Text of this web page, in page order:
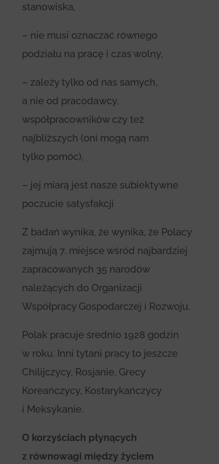
stanowiska,
– nie musi oznaczać równego
podziału na pracę i czas wolny,
– zależy tylko od nas samych,
a nie od pracodawcy,
współpracowników czy też
najbliższych (oni mogą nam
tylko pomóc),
– jej miarą jest nasze subiektywne
poczucie satysfakcji
Z badań wynika, że wynika, że Polacy
zajmują 7. miejsce wśród najbardziej
zapracowanych 35 narodów
należących do Organizacji
Współpracy Gospodarczej i Rozwoju.
Polak pracuje średnio 1928 godzin
w roku. Inni tytani pracy to jeszcze
Chilijczycy, Rosjanie, Grecy
Koreańczycy, Kostarykańczycy
i Meksykanie.
O korzyściach płynących
z równowagi między życiem